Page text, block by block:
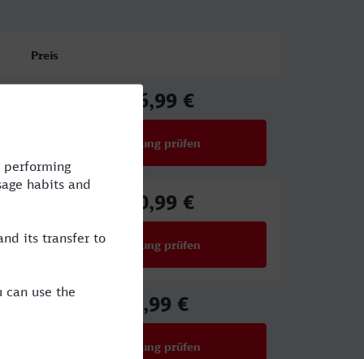
Preis
126,99 €
Verbindung prüfen
100,99 €
Verbindung prüfen
48,99 €
Verbindung prüfen